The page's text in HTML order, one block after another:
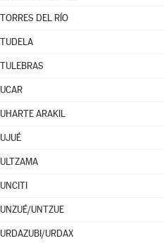
TORRES DEL RÍO
TUDELA
TULEBRAS
UCAR
UHARTE ARAKIL
UJUÉ
ULTZAMA
UNCITI
UNZUÉ/UNTZUE
URDAZUBI/URDAX